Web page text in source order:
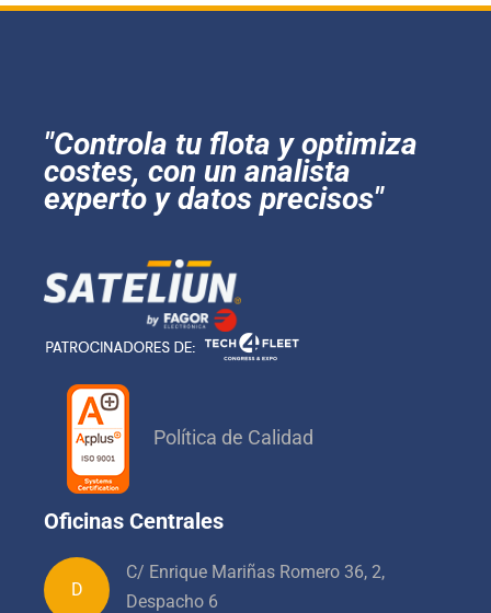
"Controla tu flota y optimiza
costes, con un analista
experto y datos precisos"
Política de Calidad
Oficinas Centrales
D
C/ Enrique Mariñas Romero 36, 2,
Despacho 6